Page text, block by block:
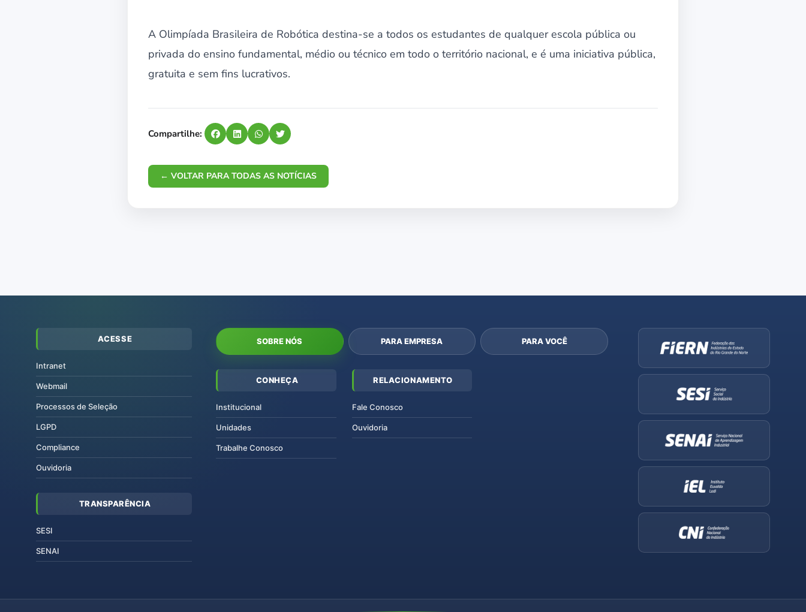
A Olimpíada Brasileira de Robótica destina-se a todos os estudantes de qualquer escola pública ou
privada do ensino fundamental, médio ou técnico em todo o território nacional, e é uma iniciativa pública,
gratuita e sem fins lucrativos.
Compartilhe:
← VOLTAR PARA TODAS AS NOTÍCIAS
ACESSE
Intranet
Webmail
Processos de Seleção
LGPD
Compliance
Ouvidoria
TRANSPARÊNCIA
SESI
SENAI
SOBRE NÓS PARA EMPRESA PARA VOCÊ
CONHEÇA
Institucional
Unidades
Trabalhe Conosco
RELACIONAMENTO
Fale Conosco
Ouvidoria